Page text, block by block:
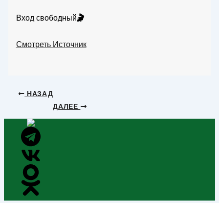
Вход свободный🎬
Смотреть Источник
НАЗАД
ДАЛЕЕ